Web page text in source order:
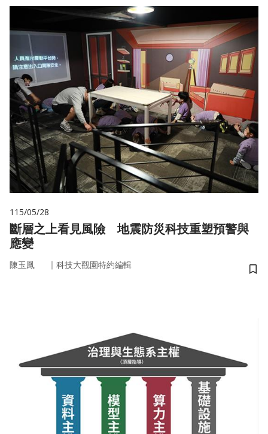
115/05/28
斷層之上看見風險 地震防災科技重塑預警與
應變
陳玉鳳 ｜ 科技大觀園特約編輯
儲